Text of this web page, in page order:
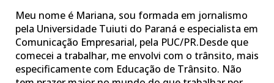
Meu nome é Mariana, sou formada em jornalismo
pela Universidade Tuiuti do Paraná e especialista em
Comunicação Empresarial, pela PUC/PR.Desde que
comecei a trabalhar, me envolvi com o trânsito, mais
especificamente com Educação de Trânsito. Não